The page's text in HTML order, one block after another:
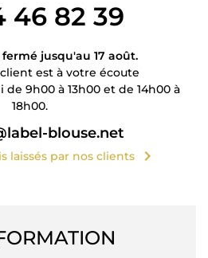
46 82 39
jusqu'au 17 août.
est à votre écoute
9h00 à 13h00 et de 14h00 à
18h00.
blouse.net
laissés par nos clients chevron_right